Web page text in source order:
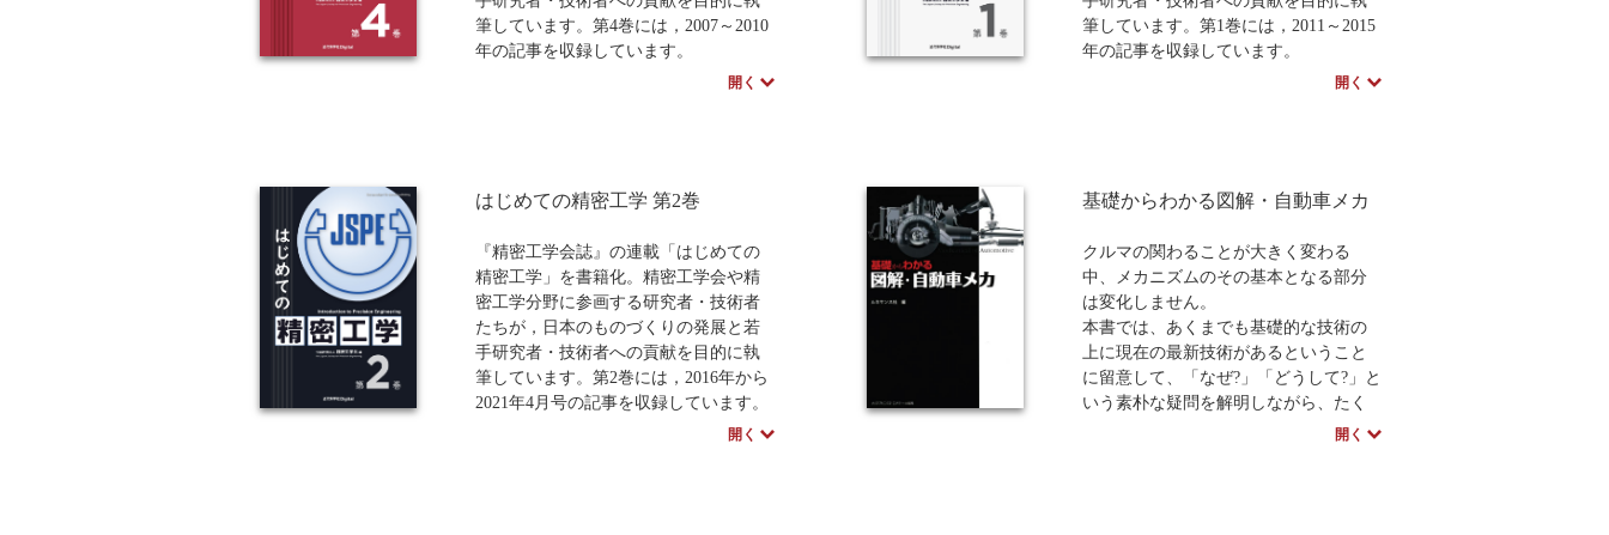
するための、新たな道筋を示した専門
書です。
筆しています。第4巻には，2007～2010
年の記事を収録しています。
（第3巻には，2003年から2006年の記事
開く
筆しています。第1巻には，2011～2015
年の記事を収録しています。
（第2巻には，2016年から2021年4月号
もご注文いただけます。受注生産とな
ほどかかります。
開く
はじめての精密工学 第2巻
『精密工学会誌』の連載「はじめての
精密工学」を書籍化。精密工学会や精
密工学分野に参画する研究者・技術者
たちが，日本のものづくりの発展と若
手研究者・技術者への貢献を目的に執
筆しています。第2巻には，2016年から
2021年4月号の記事を収録しています。
（第1巻には，2011～2015年の記事を収
開く
基礎からわかる図解・自動車メカ
クルマの関わることが大きく変わる
中、メカニズムのその基本となる部分
は変化しません。
本書では、あくまでも基礎的な技術の
上に現在の最新技術があるということ
に留意して、「なぜ?」「どうして?」と
いう素朴な疑問を解明しながら、たく
さんの図解によってわかりやすく「自
開く